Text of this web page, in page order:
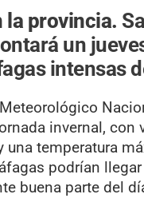
la provincia.
un
intensas
invernal, con
una temperatura
podrían
buena parte del